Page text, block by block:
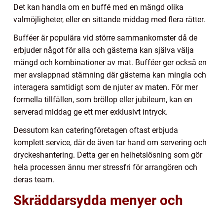
Det kan handla om en buffé med en mängd olika
valmöjligheter, eller en sittande middag med flera rätter.
Bufféer är populära vid större sammankomster då de
erbjuder något för alla och gästerna kan själva välja
mängd och kombinationer av mat. Bufféer ger också en
mer avslappnad stämning där gästerna kan mingla och
interagera samtidigt som de njuter av maten. För mer
formella tillfällen, som bröllop eller jubileum, kan en
serverad middag ge ett mer exklusivt intryck.
Dessutom kan cateringföretagen oftast erbjuda
komplett service, där de även tar hand om servering och
dryckeshantering. Detta ger en helhetslösning som gör
hela processen ännu mer stressfri för arrangören och
deras team.
Skräddarsydda menyer och